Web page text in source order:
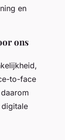
en
ons
to-face